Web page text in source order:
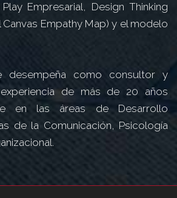
Empresarial, Design Thinking
Empathy Map) y el modelo
desempeña como consultor y
de más de 20 años
en las áreas de Desarrollo
de la Comunicación, Psicología